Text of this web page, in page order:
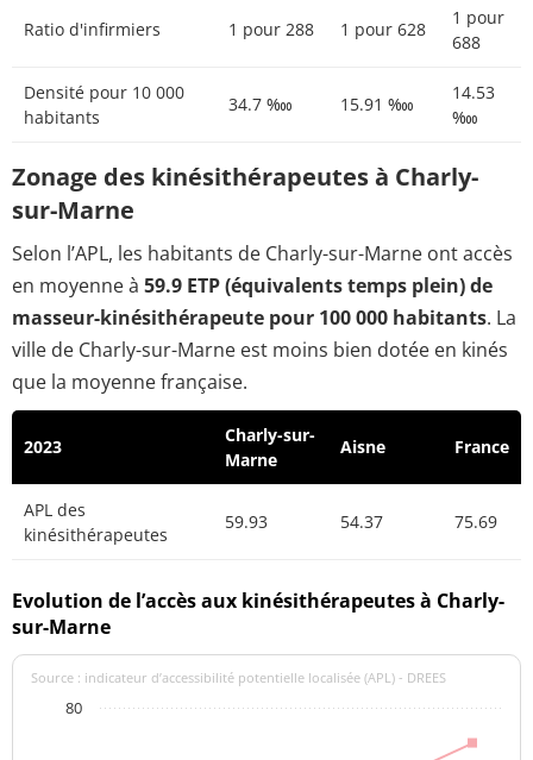
Ratio d'infirmiers 1 pour 288 1 pour 628
1 pour
688
Densité pour 10 000
habitants
34.7 ‱ 15.91 ‱
14.53
‱
Zonage des kinésithérapeutes à Charly-
sur-Marne
Selon l’APL, les habitants de Charly-sur-Marne ont accès
en moyenne à 59.9 ETP (équivalents temps plein) de
masseur-kinésithérapeute pour 100 000 habitants. La
ville de Charly-sur-Marne est moins bien dotée en kinés
que la moyenne française.
2023
Charly-sur-
Marne
Aisne France
APL des
kinésithérapeutes
59.93 54.37 75.69
Evolution de l’accès aux kinésithérapeutes à Charly-
sur-Marne
Source : indicateur d’accessibilité potentielle localisée (APL) - DREES
80